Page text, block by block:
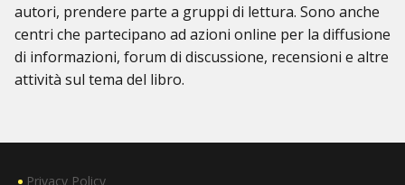
autori, prendere parte a gruppi di lettura. Sono anche
centri che partecipano ad azioni online per la diffusione
di informazioni, forum di discussione, recensioni e altre
attività sul tema del libro.
Privacy Policy